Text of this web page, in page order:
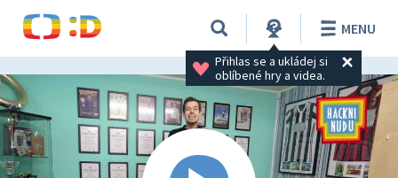
Přihlas se a ukládej si
oblíbené hry a videa.
MENU